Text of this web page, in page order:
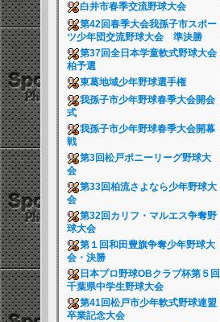
白井市春季交流野球大会
第42回春季大会我孫子市スポー
ツ少年団交流野球大会 準決勝
第37回全日本学童軟式野球大会
柏予選
東葛地域少年野球選手権
我孫子市少年野球春季大会開会
式
我孫子市少年野球春季大会開幕
戦
第3回松戸ポニーリーグ野球大
会
第33回柏流さよなら少年野球大
会
第32回カリフ・マルエス争奪野
球大会
第１回和田豊旗争奪少年野球大
会・決勝
日本プロ野球OBクラブ杯第５回
千葉県中学生野球大会
第41回松戸市少年軟式野球連盟
卒業記念大会